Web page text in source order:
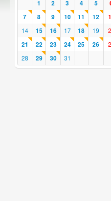
1
2 3 4 5
7
8 9 10 11 12
14 15 16 17 18 19
21 22 23 24 25 26
28
29 30 31